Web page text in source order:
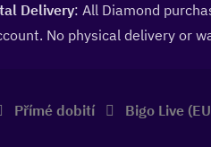
Delivery: All Diamond
No physical delivery or
Přímé dobití Bigo Live